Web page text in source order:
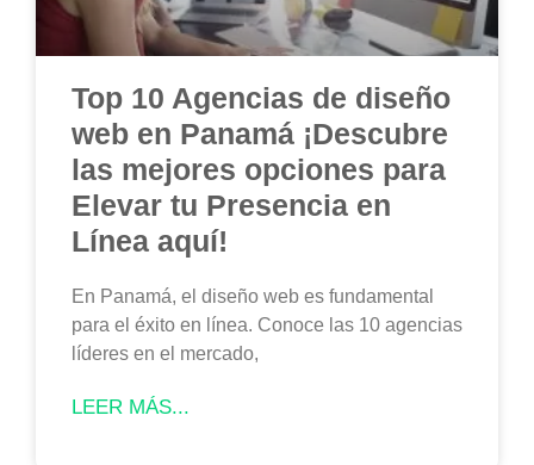
Top 10 Agencias de diseño
web en Panamá ¡Descubre
las mejores opciones para
Elevar tu Presencia en
Línea aquí!
En Panamá, el diseño web es fundamental
para el éxito en línea. Conoce las 10 agencias
líderes en el mercado,
LEER MÁS...